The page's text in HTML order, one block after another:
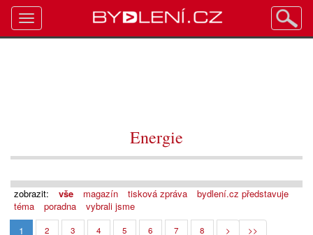
Energie
zobrazit: vše magazín tisková zpráva
bydlení.cz představuje
téma
poradna
vybrali jsme
1
2 3 4 5 6 7 8 > >>
Toggle
navigation